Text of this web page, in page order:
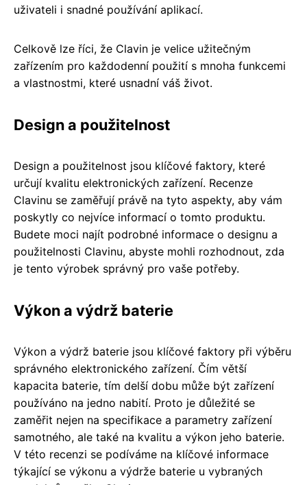
uživateli i snadné používání aplikací.
Celkově lze říci, že Clavin je velice užitečným
zařízením pro každodenní použití s mnoha funkcemi
a vlastnostmi, které usnadní váš život.
Design a použitelnost
Design a použitelnost jsou klíčové faktory, které
určují kvalitu elektronických zařízení. Recenze
Clavinu se zaměřují právě na tyto aspekty, aby vám
poskytly co nejvíce informací o tomto produktu.
Budete moci najít podrobné informace o designu a
použitelnosti Clavinu, abyste mohli rozhodnout, zda
je tento výrobek správný pro vaše potřeby.
Výkon a výdrž baterie
Výkon a výdrž baterie jsou klíčové faktory při výběru
správného elektronického zařízení. Čím větší
kapacita baterie, tím delší dobu může být zařízení
používáno na jedno nabití. Proto je důležité se
zaměřit nejen na specifikace a parametry zařízení
samotného, ale také na kvalitu a výkon jeho baterie.
V této recenzi se podíváme na klíčové informace
týkající se výkonu a výdrže baterie u vybraných